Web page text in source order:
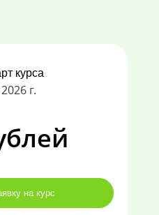
курса
г.
на курс